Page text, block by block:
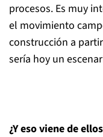
procesos. Es muy
el movimiento
construcción a
sería hoy un
¿Y eso viene de